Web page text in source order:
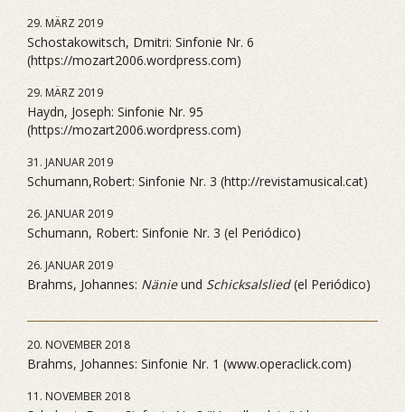
29. MÄRZ 2019
Schostakowitsch, Dmitri: Sinfonie Nr. 6
(https://mozart2006.wordpress.com)
29. MÄRZ 2019
Haydn, Joseph: Sinfonie Nr. 95
(https://mozart2006.wordpress.com)
31. JANUAR 2019
Schumann,Robert: Sinfonie Nr. 3 (http://revistamusical.cat)
26. JANUAR 2019
Schumann, Robert: Sinfonie Nr. 3 (el Periódico)
26. JANUAR 2019
Brahms, Johannes: Nänieund Schicksalslied(el Periódico)
20. NOVEMBER 2018
Brahms, Johannes: Sinfonie Nr. 1 (www.operaclick.com)
11. NOVEMBER 2018